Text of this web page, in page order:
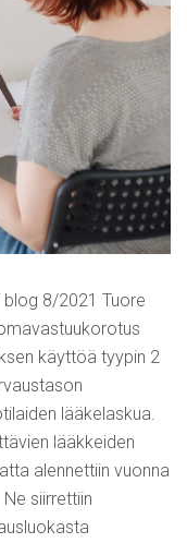
blog 8/2021 Tuore
käyttöä tyypin 2
lääkelaskua.
lääkkeiden
alennettiin vuonna
siirrettiin